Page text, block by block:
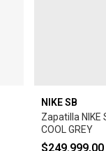
NIKE SB
Zapatilla NIKE
COOL GREY
$249.999,00